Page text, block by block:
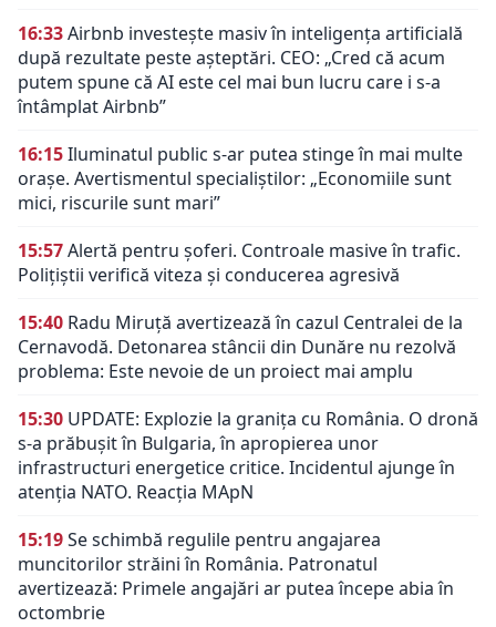
16:33Airbnb investește masiv în inteligența artificială
după rezultate peste așteptări. CEO: „Cred că acum
putem spune că AI este cel mai bun lucru care i s-a
întâmplat Airbnb”
16:15Iluminatul public s-ar putea stinge în mai multe
orașe. Avertismentul specialiștilor: „Economiile sunt
mici, riscurile sunt mari”
15:57Alertă pentru șoferi. Controale masive în trafic.
Polițiștii verifică viteza și conducerea agresivă
15:40 Radu Miruță avertizează în cazul Centralei de la
Cernavodă. Detonarea stâncii din Dunăre nu rezolvă
problema: Este nevoie de un proiect mai amplu
15:30 UPDATE: Explozie la granița cu România. O dronă
s-a prăbușit în Bulgaria, în apropierea unor
infrastructuri energetice critice. Incidentul ajunge în
atenția NATO. Reacția MApN
15:19Se schimbă regulile pentru angajarea
muncitorilor străini în România. Patronatul
avertizează: Primele angajări ar putea începe abia în
octombrie